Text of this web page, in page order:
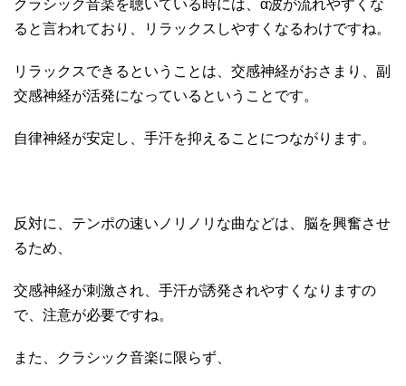
クラシック音楽を聴いている時には、α波が流れやすくな
ると言われており、リラックスしやすくなるわけですね。
リラックスできるということは、交感神経がおさまり、副
交感神経が活発になっているということです。
自律神経が安定し、手汗を抑えることにつながります。
反対に、テンポの速いノリノリな曲などは、脳を興奮させ
るため、
交感神経が刺激され、手汗が誘発されやすくなりますの
で、注意が必要ですね。
また、クラシック音楽に限らず、